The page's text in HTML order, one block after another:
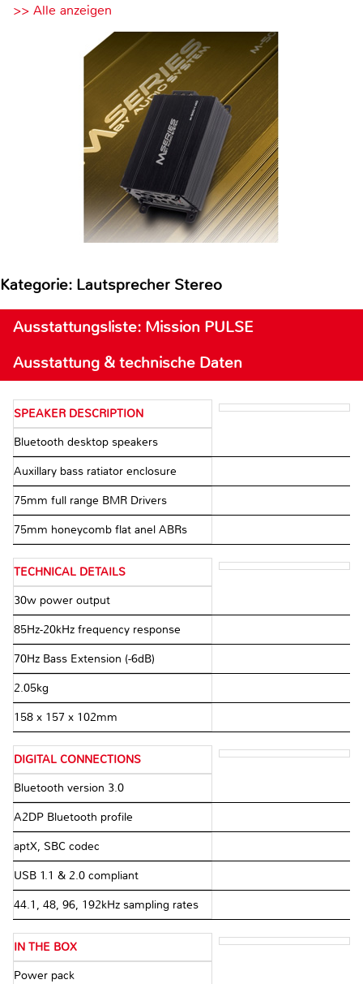
>> Alle anzeigen
Kategorie: Lautsprecher Stereo
Ausstattungsliste: Mission PULSE
Ausstattung & technische Daten
SPEAKER DESCRIPTION
Bluetooth desktop speakers
Auxillary bass ratiator enclosure
75mm full range BMR Drivers
75mm honeycomb flat anel ABRs
TECHNICAL DETAILS
30w power output
85Hz-20kHz frequency response
70Hz Bass Extension (-6dB)
2.05kg
158 x 157 x 102mm
DIGITAL CONNECTIONS
Bluetooth version 3.0
A2DP Bluetooth profile
aptX, SBC codec
USB 1.1 & 2.0 compliant
44.1, 48, 96, 192kHz sampling rates
IN THE BOX
Power pack